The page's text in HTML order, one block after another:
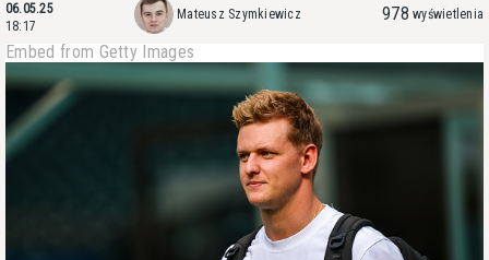
06.05.25
18:17
Mateusz Szymkiewicz 978 wyświetlenia
Embed from Getty Images